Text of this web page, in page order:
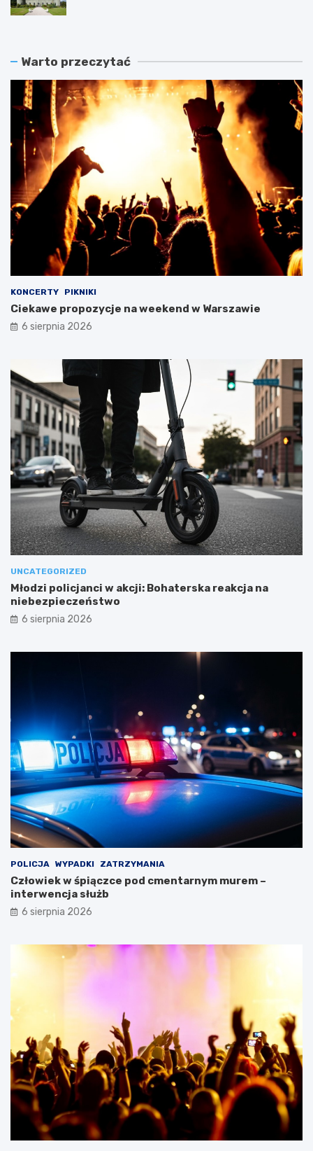
Warto przeczytać
KONCERTY PIKNIKI
Ciekawe propozycje na weekend w Warszawie
6 sierpnia 2026
UNCATEGORIZED
Młodzi policjanci w akcji: Bohaterska reakcja na
niebezpieczeństwo
6 sierpnia 2026
POLICJA WYPADKI ZATRZYMANIA
Człowiek w śpiączce pod cmentarnym murem –
interwencja służb
6 sierpnia 2026